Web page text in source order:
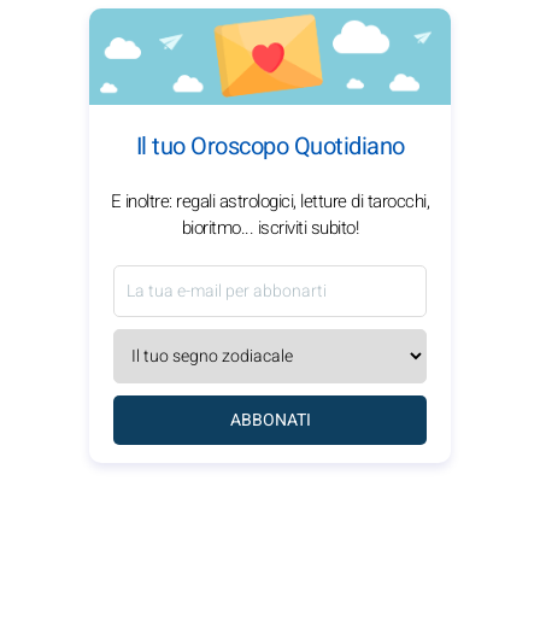
Il tuo Oroscopo Quotidiano
E inoltre: regali astrologici, letture di tarocchi,
bioritmo... iscriviti subito!
ABBONATI